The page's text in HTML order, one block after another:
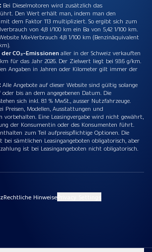
Bei Dieselmotoren wird zusätzlich das
Den Wert erhält man, indem man den
mit dem Faktor 113 multipliziert. So ergibt sich zum
von 4,8 l/100 km ein Ba von 5,42 1/100 km.
Mix-Verbrauch 4,8 1/100 km (Benzinäquivalent
CO₂-Emissionenaller in der Schweiz verkauften
für das Jahr 2026. Der Zielwert liegt bei 93.6 g/km.
Angaben in Jahren oder Kilometer gilt immer der
Alle Angebote auf dieser Website sind gültig solange
bis an dem angegebenen Datum. Die
sich inkl. 8.1 % MwSt., ausser Nutzfahrzeuge.
Preisen, Modellen, Ausstattungen und
vorbehalten. Eine Leasingvergabe wird nicht gewährt,
der Konsumentin oder des Konsumenten führt.
zum Teil aufpreispflichtige Optionen. Die
bei sämtlichen Leasingangeboten obligatorisch, aber
ist bei Leasingangeboten nicht obligatorisch.
Rechtliche Hinweise